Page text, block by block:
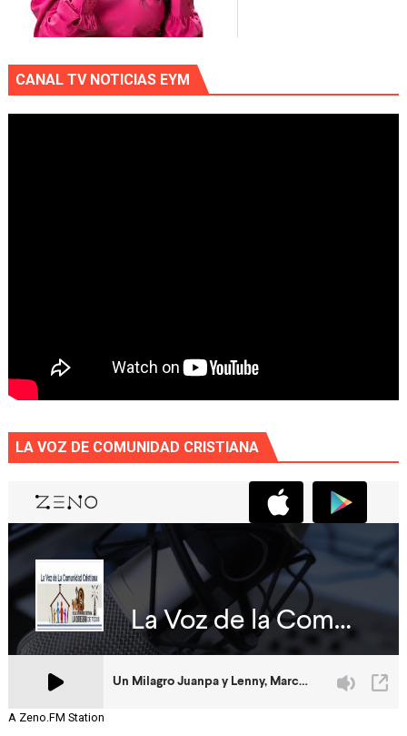
CANAL TV NOTICIAS EYM
LA VOZ DE COMUNIDAD CRISTIANA
A Zeno.FM Station